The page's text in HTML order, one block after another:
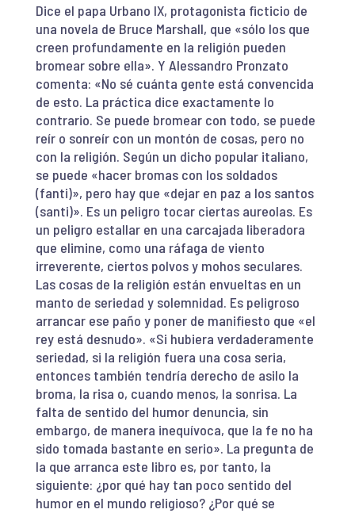
Dice el papa Urbano IX, protagonista ficticio de
una novela de Bruce Marshall, que «sólo los que
creen profundamente en la religión pueden
bromear sobre ella». Y Alessandro Pronzato
comenta: «No sé cuánta gente está convencida
de esto. La práctica dice exactamente lo
contrario. Se puede bromear con todo, se puede
reír o sonreír con un montón de cosas, pero no
con la religión. Según un dicho popular italiano,
se puede «hacer bromas con los soldados
(fanti)», pero hay que «dejar en paz a los santos
(santi)». Es un peligro tocar ciertas aureolas. Es
un peligro estallar en una carcajada liberadora
que elimine, como una ráfaga de viento
irreverente, ciertos polvos y mohos seculares.
Las cosas de la religión están envueltas en un
manto de seriedad y solemnidad. Es peligroso
arrancar ese paño y poner de manifiesto que «el
rey está desnudo». «Si hubiera verdaderamente
seriedad, si la religión fuera una cosa seria,
entonces también tendría derecho de asilo la
broma, la risa o, cuando menos, la sonrisa. La
falta de sentido del humor denuncia, sin
embargo, de manera inequívoca, que la fe no ha
sido tomada bastante en serio». La pregunta de
la que arranca este libro es, por tanto, la
siguiente: ¿por qué hay tan poco sentido del
humor en el mundo religioso? ¿Por qué se